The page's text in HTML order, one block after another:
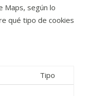
Maps, según lo
qué tipo de cookies
Tipo